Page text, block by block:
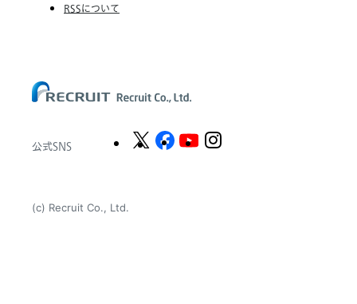
(c) Recruit Co., Ltd.
公式SNS
RSSについて